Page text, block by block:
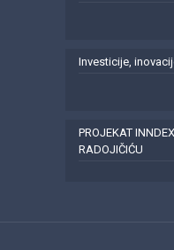
Investicije,
PROJEKAT
RADOJIČIĆU